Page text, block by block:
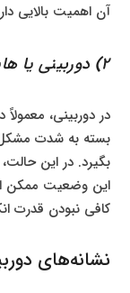
آن اهمیت بالایی
2) دوربینی یا هایپروپی
در دوربینی،
بسته به شدت
بگیرد. در این
این وضعیت ممکن
کافی نبودن قدرت
نشانه‌های